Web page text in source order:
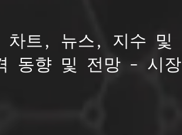
차트, 뉴스, 지수 및
동향 및 전망 – 시장